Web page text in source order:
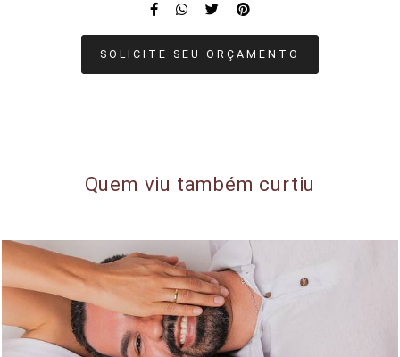
SOLICITE SEU ORÇAMENTO
Quem viu também curtiu